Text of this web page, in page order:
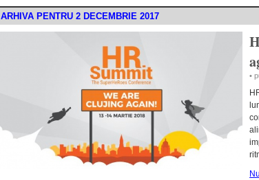
ARHIVA PENTRU 2 DECEMBRIE 2017
•